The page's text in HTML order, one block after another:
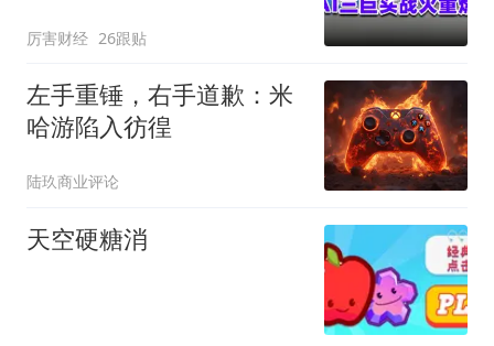
厉害财经 26跟贴
左手重锤，右手道歉：米
哈游陷入彷徨
陆玖商业评论
天空硬糖消